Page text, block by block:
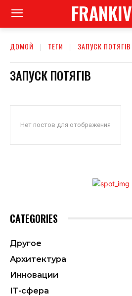
ДОМОЙ ТЕГИ ЗАПУСК ПОТЯГІВ
ЗАПУСК ПОТЯГІВ
Нет постов для отображения
CATEGORIES
Другое
Архитектура
Инновации
ІТ-сфера